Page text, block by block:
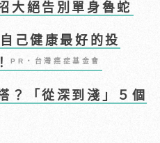
大絕告別單身魯蛇
己健康最好的投
PR・台灣癌症基金會
？「從深到淺」５個